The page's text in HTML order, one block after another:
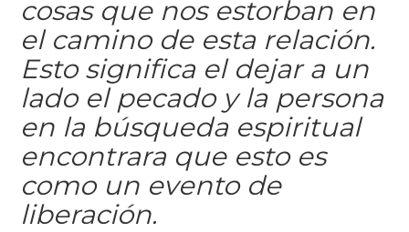
cosas que nos estorban en
el camino de esta relación.
Esto significa el dejar a un
lado el pecado y la persona
en la búsqueda espiritual
encontrara que esto es
como un evento de
liberación.